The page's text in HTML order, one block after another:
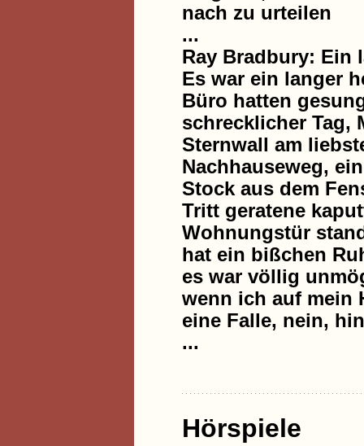
nach zu urteilen
...
Ray Bradbury: Ein
Es war ein langer
Büro hatten
schrecklicher Tag,
Sternwall am
Nachhauseweg,
Stock aus dem
Tritt geratene
Wohnungstür
hat ein bißchen
es war völlig
wenn ich auf mein
eine Falle, nein,
...
Hörspiele